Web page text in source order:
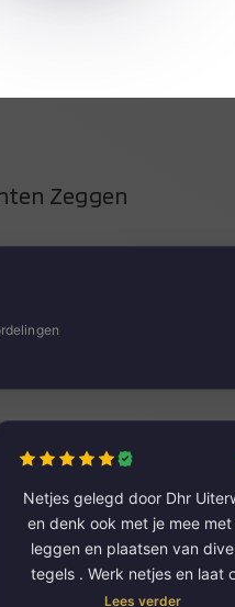
Zeggen
Netjes gelegd door Dhr
en denk ook met je mee met
leggen en plaatsen van
tegels . Werk netjes en laat
alles netjes achter . Zeker
Lees verder